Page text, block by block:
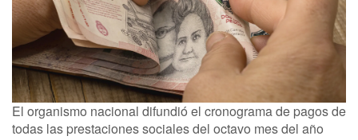
El organismo nacional difundió el cronograma de pagos de
todas las prestaciones sociales del octavo mes del año